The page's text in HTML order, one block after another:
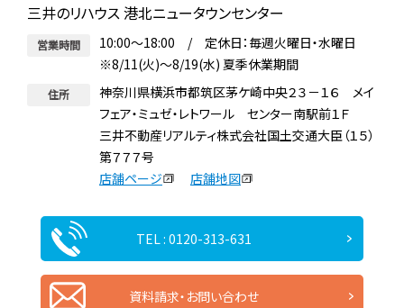
三井のリハウス 港北ニュータウンセンター
営業時間
10:00～18:00 / 定休日：毎週火曜日・水曜日
※8/11(火)～8/19(水) 夏季休業期間
住所
神奈川県横浜市都筑区茅ケ崎中央２３－１６ メイ
フェア・ミュゼ・レトワール センター南駅前１Ｆ
三井不動産リアルティ株式会社国土交通大臣（１５）
第７７７号
店舗ページ
店舗地図
TEL : 0120-313-631
資料請求・お問い合わせ